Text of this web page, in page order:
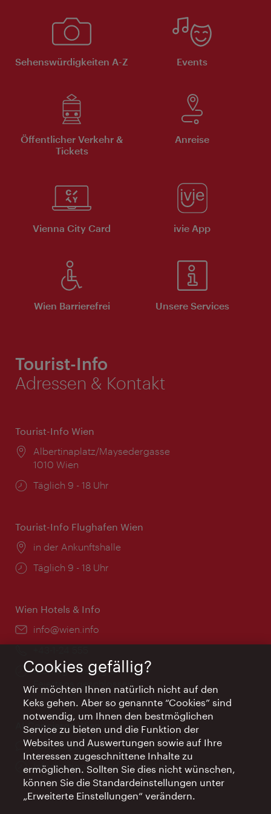
Sehenswürdigkeiten A-Z Events
Öffentlicher Verkehr &
Tickets
Anreise
Vienna City Card ivie App
Wien Barrierefrei Unsere Services
Tourist-Info
Adressen & Kontakt
Tourist-Info Wien
Ort:
Albertinaplatz/Maysedergasse
1010 Wien
Öffnungszeiten:
Täglich 9 - 18 Uhr
Tourist-Info Flughafen Wien
Ort:
in der Ankunftshalle
Öffnungszeiten:
Täglich 9 - 18 Uhr
Wien Hotels & Info
Email:
info@wien.info
Öffnungszeiten:
Montag - Freitag 9 – 17 Uhr
Feiertags geschlossen
AI Concierge Wien
Ort:
concierge.wien.info
Öffnungszeiten:
Informationen rund um die Uhr
Cookies gefällig?
Wir möchten Ihnen natürlich nicht auf den
Keks gehen. Aber so genannte “Cookies” sind
notwendig, um Ihnen den bestmöglichen
Service zu bieten und die Funktion der
Websites und Auswertungen sowie auf Ihre
Interessen zugeschnittene Inhalte zu
ermöglichen. Sollten Sie dies nicht wünschen,
können Sie die Standardeinstellungen unter
„Erweiterte Einstellungen“ verändern.